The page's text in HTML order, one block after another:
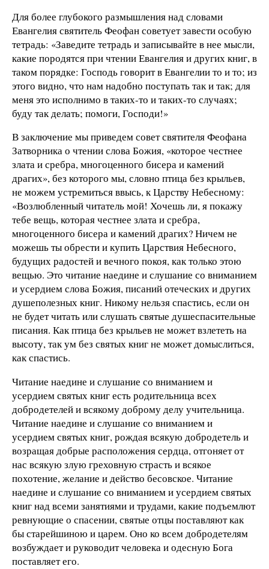
Для более глубокого размышления над словами
Евангелия святитель Феофан советует завести особую
тетрадь: «Заведите тетрадь и записывайте в нее мысли,
какие породятся при чтении Евангелия и других книг, в
таком порядке: Господь говорит в Евангелии то и то; из
этого видно, что нам надобно поступать так и так; для
меня это исполнимо в таких-то и таких-то случаях;
буду так делать; помоги, Господи!»
В заключение мы приведем совет святителя Феофана
Затворника о чтении слова Божия, «которое честнее
злата и сребра, многоценного бисера и камений
драгих», без которого мы, словно птица без крыльев,
не можем устремиться ввысь, к Царству Небесному:
«Возлюбленный читатель мой! Хочешь ли, я покажу
тебе вещь, которая честнее злата и сребра,
многоценного бисера и камений драгих? Ничем не
можешь ты обрести и купить Царствия Небесного,
будущих радостей и вечного покоя, как только этою
вещью. Это читание наедине и слушание со вниманием
и усердием слова Божия, писаний отеческих и других
душеполезных книг. Никому нельзя спастись, если он
не будет читать или слушать святые душеспасительные
писания. Как птица без крыльев не может взлететь на
высоту, так ум без святых книг не может домыслиться,
как спастись.
Читание наедине и слушание со вниманием и
усердием святых книг есть родительница всех
добродетелей и всякому доброму делу учительница.
Читание наедине и слушание со вниманием и
усердием святых книг, рождая всякую добродетель и
возращая добрые расположения сердца, отгоняет от
нас всякую злую греховную страсть и всякое
похотение, желание и действо бесовское. Читание
наедине и слушание со вниманием и усердием святых
книг над всеми занятиями и трудами, какие подъемлют
ревнующие о спасении, святые отцы поставляют как
бы старейшиною и царем. Оно ко всем добродетелям
возбуждает и руководит человека и одесную Бога
поставляет его.